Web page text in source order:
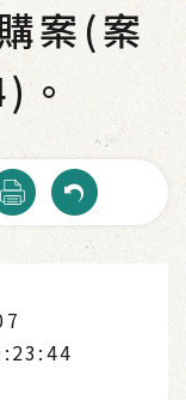
案(案
。